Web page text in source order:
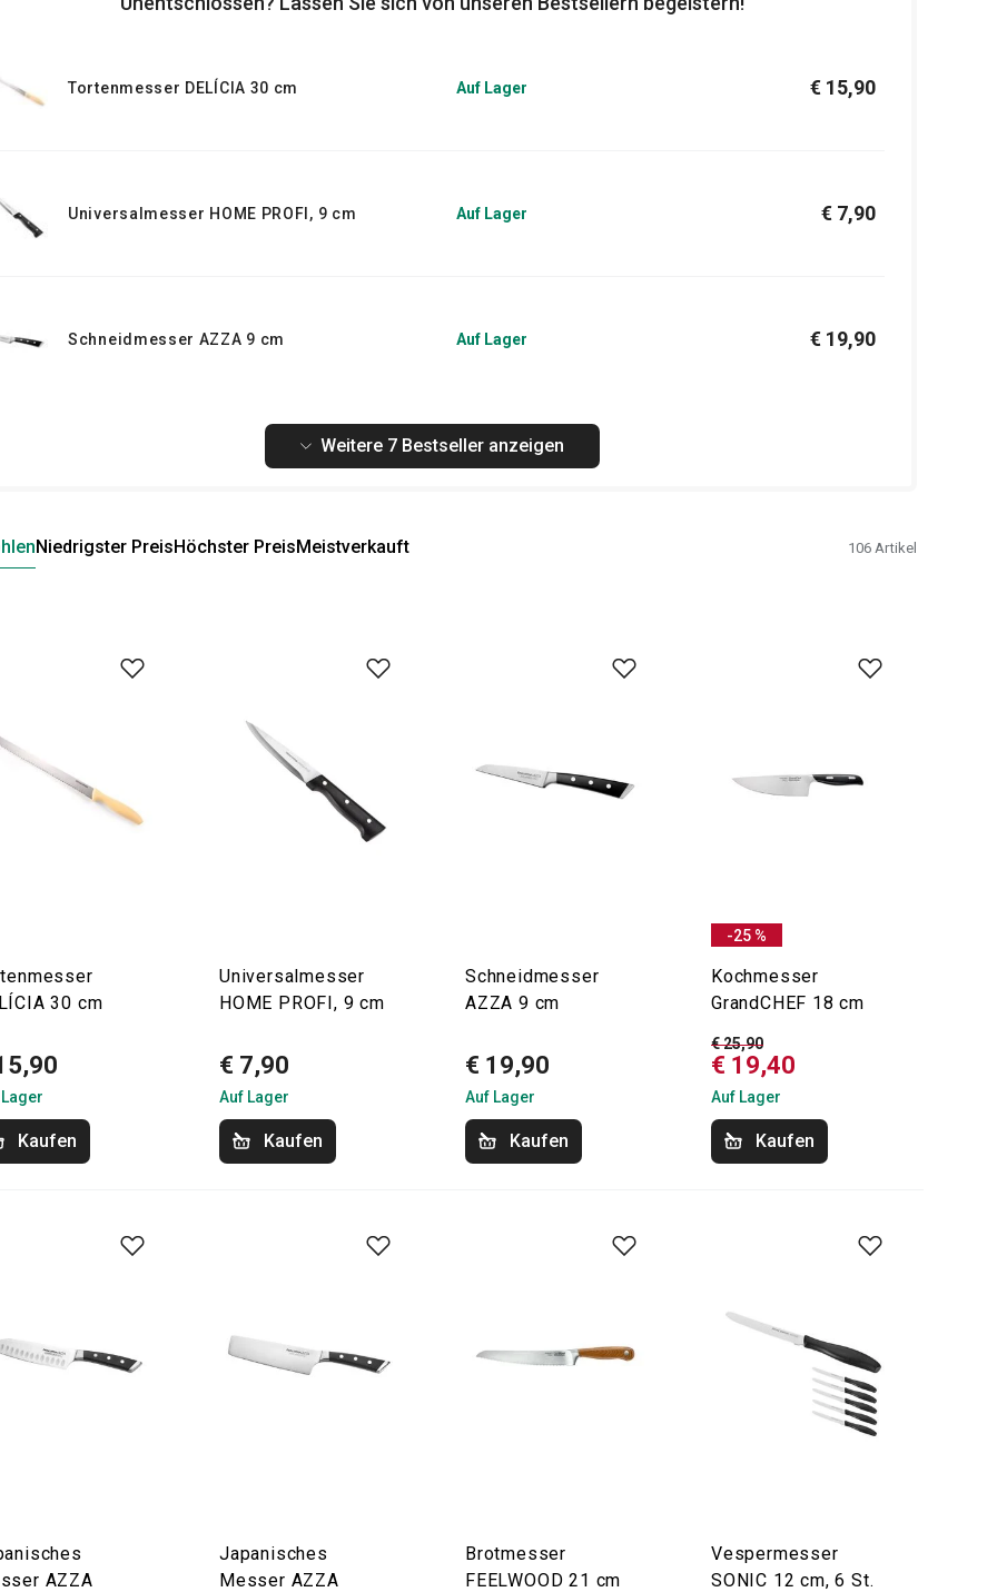
das im Angebot, einschließlich des
Tortenmesser DELÍCIA 30 cm Auf Lager € 15,90
Universalmesser HOME PROFI, 9 cm Auf Lager € 7,90
Schneidmesser AZZA 9 cm Auf Lager € 19,90
Weitere 7 Bestseller anzeigen
Niedrigster PreisHöchster PreisMeistverkauft 106 Artikel
30 cm
Kaufen
Universalmesser
HOME PROFI, 9 cm
€ 7,90
Auf Lager
Kaufen
Schneidmesser
AZZA 9 cm
€ 19,90
Auf Lager
Kaufen
-25 %
Kochmesser
GrandCHEF 18 cm
€ 25,90
€ 19,40
Auf Lager
Kaufen
AZZA
Japanisches
Messer AZZA
Brotmesser
FEELWOOD 21 cm
Vespermesser
SONIC 12 cm, 6 St.